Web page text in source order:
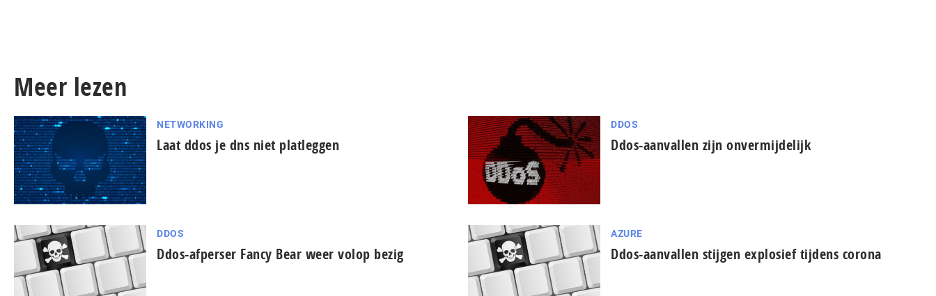
Meer lezen
NETWORKING
Laat ddos je dns niet platleggen
DDOS
Ddos-aanvallen zijn onvermijdelijk
DDOS
Ddos-afperser Fancy Bear weer volop bezig
AZURE
Ddos-aanvallen stijgen explosief tijdens corona